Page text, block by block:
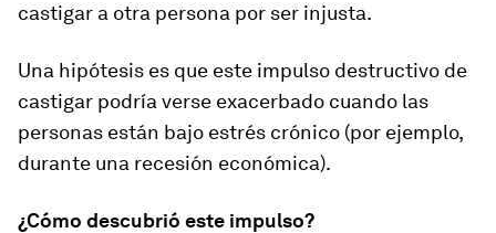
castigar a otra persona por ser injusta.
Una hipótesis es que este impulso destructivo de
castigar podría verse exacerbado cuando las
personas están bajo estrés crónico (por ejemplo,
durante una recesión económica).
¿Cómo descubrió este impulso?